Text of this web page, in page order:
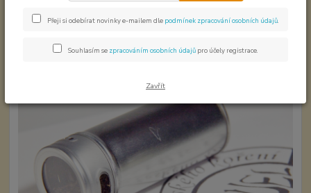
kořenka -otočné sypátko
0,702266,26
Přeji si odebírat novinky e-mailem dle podmínek zpracování osobních údajů
Souhlasím se zpracováním osobních údajů pro účely registrace.
Zavřít